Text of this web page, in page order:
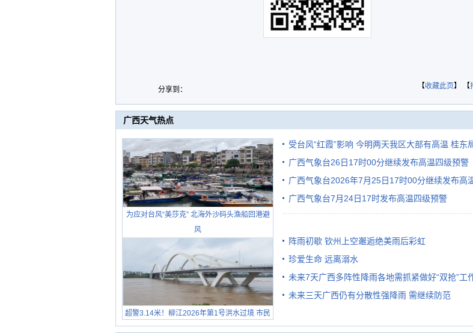
分享到： 【收藏此页】 【
广西天气热点
为应对台风“美莎克” 北海外沙码头渔船回港避
风
超警3.14米！柳江2026年第1号洪水过境 市民
在堤岸见证汛况
受台风“红霞”影响 今明两天我区大部有高温 桂东
有较强降雨
广西气象台26日17时00分继续发布高温四级预警
广西气象台2026年7月25日17时00分继续发布高
级预警
广西气象台7月24日17时发布高温四级预警
阵雨初歇 钦州上空邂逅绝美雨后彩虹
珍爱生命 远离溺水
未来7天广西多阵性降雨各地需抓紧做好“双抢”工
未来三天广西仍有分散性强降雨 需继续防范